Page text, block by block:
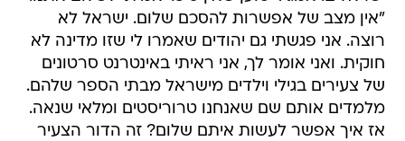
"אין מצב של אפשרות להסכם שלום. ישראל לא
רוצה. אני פגשתי גם יהודים שאמרו לי שזו מדינה לא
חוקית. ואני אומר לך, אני ראיתי באינטרנט סרטונים
של צעירים בגילי וילדים מישראל מבתי הספר שלהם.
מלמדים אותם שם שאנחנו טרוריסטים ומלאי שנאה.
אז איך אפשר לעשות איתם שלום? זה הדור הצעיר